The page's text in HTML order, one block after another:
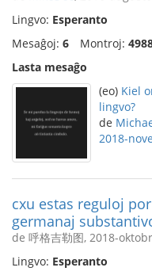
Lingvo: Esperanto
Mesaĝoj: 6 Montroj:
Lasta mesaĝo
(eo) Kiel
lingvo?
de
2018-
cxu estas reguloj
germanaj
de 呼格吉勒图, 2018-
Lingvo: Esperanto